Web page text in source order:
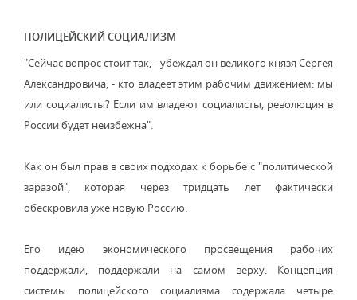
ПОЛИЦЕЙСКИЙ СОЦИАЛИЗМ
"Сейчас вопрос стоит так, - убеждал он великого князя Сергея
Александровича, - кто владеет этим рабочим движением: мы
или социалисты? Если им владеют социалисты, революция в
России будет неизбежна".
Как он был прав в своих подходах к борьбе с "политической
заразой", которая через тридцать лет фактически
обескровила уже новую Россию.
Его идею экономического просвещения рабочих
поддержали, поддержали на самом верху. Концепция
системы полицейского социализма содержала четыре